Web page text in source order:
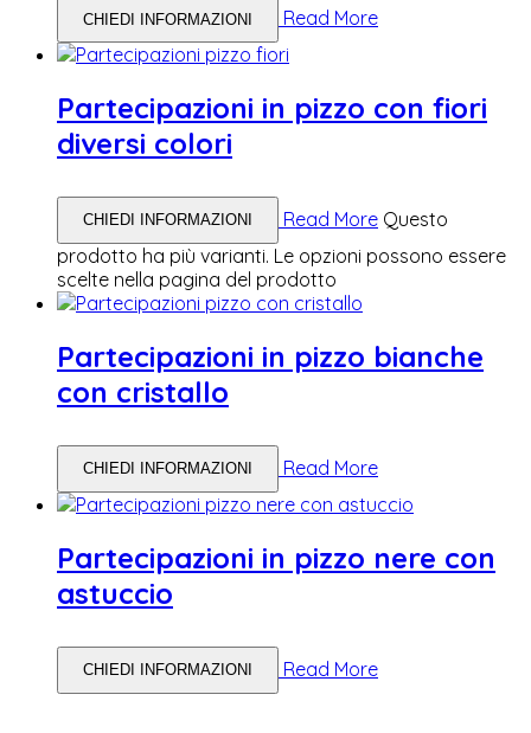
CHIEDI INFORMAZIONI Read More
Partecipazioni in pizzo con fiori
diversi colori
CHIEDI INFORMAZIONI Read More Questo
prodotto ha più varianti. Le opzioni possono essere
scelte nella pagina del prodotto
Partecipazioni in pizzo bianche
con cristallo
CHIEDI INFORMAZIONI Read More
Partecipazioni in pizzo nere con
astuccio
CHIEDI INFORMAZIONI Read More